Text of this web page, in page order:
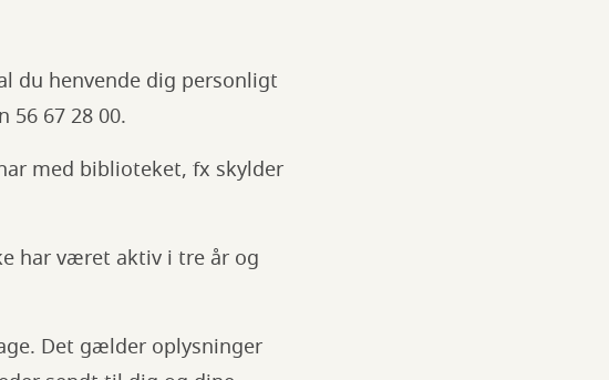
du henvende dig personligt
56 67 28 00.
med biblioteket, fx skylder
har været aktiv i tre år og
Det gælder oplysninger